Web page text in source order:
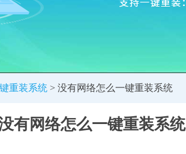
重装系统 > 没有网络怎么一键重装系统
有网络怎么一键重装系统